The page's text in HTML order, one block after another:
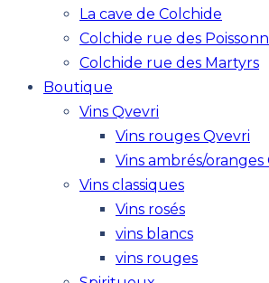
La cave de Colchide
Colchide rue des
Colchide rue des Martyrs
Boutique
Vins Qvevri
Vins rouges Qvevri
Vins ambrés/oranges
Vins classiques
Vins rosés
vins blancs
vins rouges